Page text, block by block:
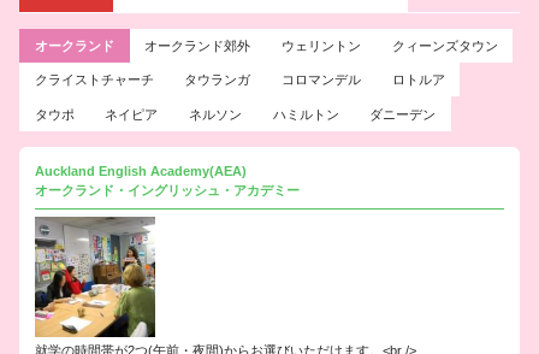
オークランド オークランド郊外 ウェリントン クィーンズタウン
クライストチャーチ タウランガ コロマンデル ロトルア
タウポ ネイピア ネルソン ハミルトン ダニーデン
Auckland English Academy(AEA)
オークランド・イングリッシュ・アカデミー
就学の時間帯が2つ(午前・夜間)からお選びいただけます。<br />